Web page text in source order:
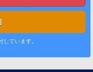
しています。